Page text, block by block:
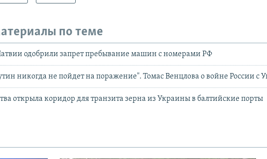
по теме
одобрили запрет пребывание машин с номерами РФ
никогда не пойдет на поражение". Томас Венцлова о войне России с
открыла коридор для транзита зерна из Украины в балтийские порты